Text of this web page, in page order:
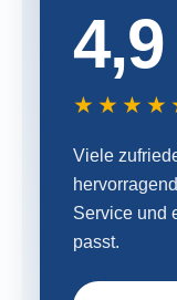
4,9
Viele
Service und
passt.